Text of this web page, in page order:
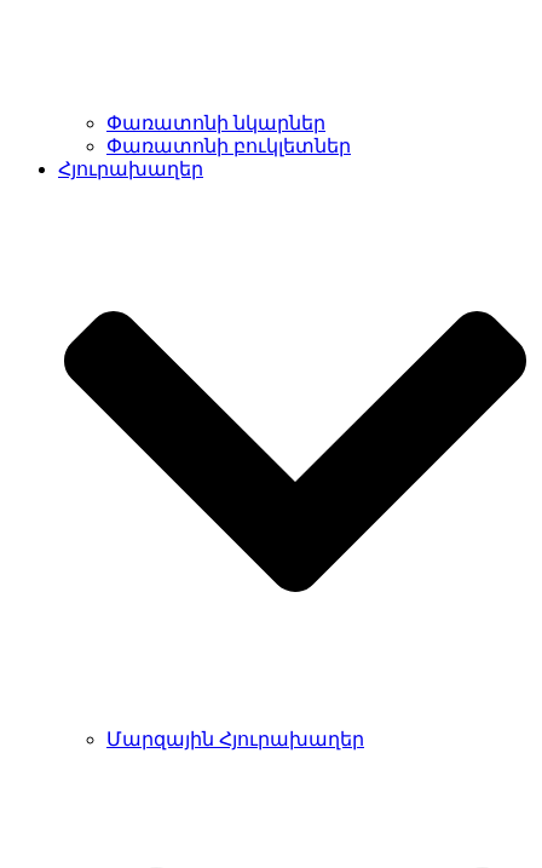
Փառատոնի նկարներ
Փառատոնի բուկլետներ
Հյուրախաղեր
Մարզային Հյուրախաղեր